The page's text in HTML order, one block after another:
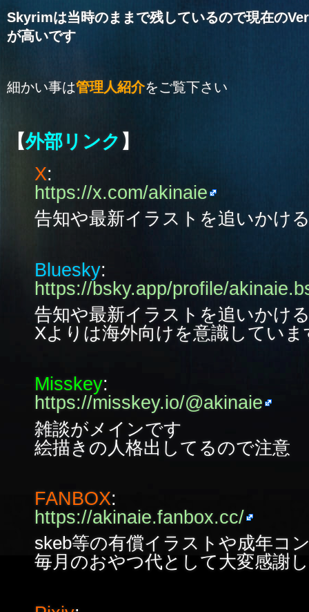
Skyrimは当時のままで残しているので現在の
が高いです
細かい事は管理人紹介をご覧下さい
【外部リンク 】
X:
https://x.com/akinaie
告知や最新イラストを追いかけ
Bluesky:
https://bsky.app/profile/
告知や最新イラストを追いかけ
Xよりは海外向けを意識していま
Misskey:
https://misskey.io/@akinaie
雑談がメインです
絵描きの人格出してるので注意
FANBOX:
https://akinaie.fanbox.cc/
skeb等の有償イラストや成年コ
毎月のおやつ代として大変感謝